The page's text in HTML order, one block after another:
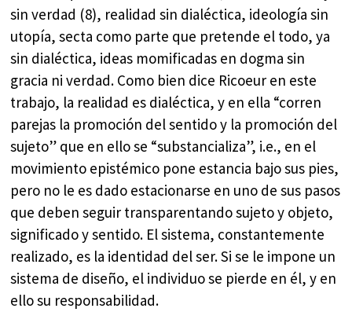
sin verdad (8), realidad sin dialéctica, ideología sin
utopía, secta como parte que pretende el todo, ya
sin dialéctica, ideas momificadas en dogma sin
gracia ni verdad. Como bien dice Ricoeur en este
trabajo, la realidad es dialéctica, y en ella “corren
parejas la promoción del sentido y la promoción del
sujeto” que en ello se “substancializa”, i.e., en el
movimiento epistémico pone estancia bajo sus pies,
pero no le es dado estacionarse en uno de sus pasos
que deben seguir transparentando sujeto y objeto,
significado y sentido. El sistema, constantemente
realizado, es la identidad del ser. Si se le impone un
sistema de diseño, el individuo se pierde en él, y en
ello su responsabilidad.